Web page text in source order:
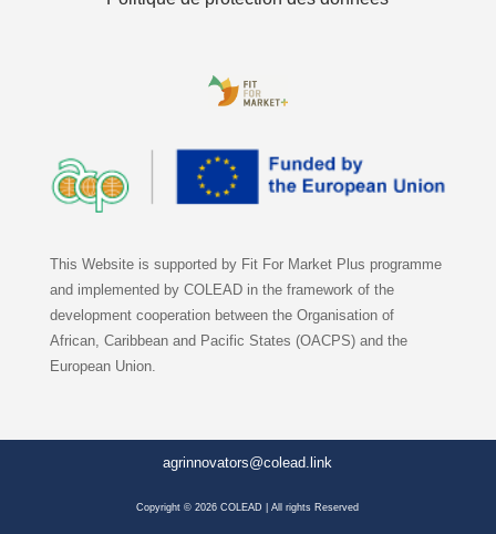
This Website is supported by Fit For Market Plus programme
and implemented by COLEAD in the framework of the
development cooperation between the Organisation of
African, Caribbean and Pacific States (OACPS) and the
European Union.
agrinnovators@colead.link
Copyright © 2026 COLEAD | All rights Reserved